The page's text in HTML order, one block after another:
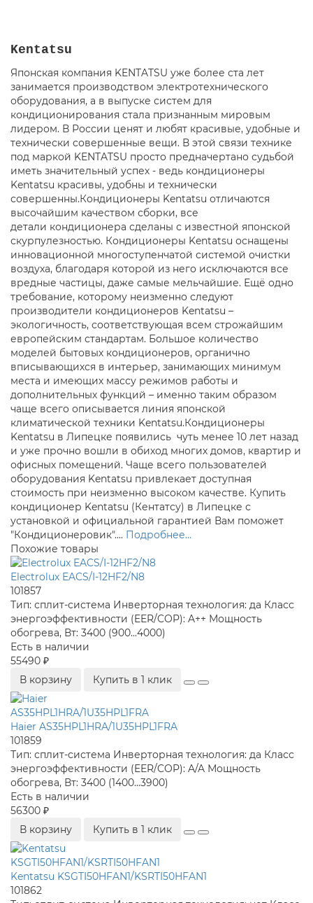
Kentatsu
Японская компания KENTATSU уже более ста лет
занимается производством электротехнического
оборудования, а в выпуске систем для
кондиционирования стала признанным мировым
лидером. В России ценят и любят красивые, удобные и
технически совершенные вещи. В этой связи технике
под маркой KENTATSU просто предначертано судьбой
иметь значительный успех - ведь кондиционеры
Kentatsu красивы, удобны и технически
совершенны.Кондиционеры Kentatsu отличаются
высочайшим качеством сборки, все
детали кондиционера сделаны с известной японской
скурпулезностью. Кондиционеры Kentatsu оснащены
инновационной многоступенчатой системой очистки
воздуха, благодаря которой из него исключаются все
вредные частицы, даже самые мельчайшие. Ещё одно
требование, которому неизменно следуют
производители кондиционеров Kentatsu –
экологичность, соответствующая всем строжайшим
европейским стандартам. Большое количество
моделей бытовых кондиционеров, органично
вписывающихся в интерьер, занимающих минимум
места и имеющих массу режимов работы и
дополнительных функций – именно таким образом
чаще всего описывается линия японской
климатической техники Kentatsu.Кондиционеры
Kentatsu в Липецке появились чуть менее 10 лет назад
и уже прочно вошли в обиход многих домов, квартир и
офисных помещений. Чаще всего пользователей
оборудования Kentatsu привлекает доступная
стоимость при неизменно высоком качестве. Купить
кондиционер Kentatsu (Кентатсу) в Липецке с
установкой и официальной гарантией Вам поможет
"Кондиционеровик".... Подробнее...
Похожие товары
Electrolux EACS/I-12HF2/N8
101857
Тип: сплит-система Инверторная технология: да Класс
энергоэффективности (EER/COP): A++ Мощность
обогрева, Вт: 3400 (900...4000)
Есть в наличии
55490 ₽
В корзину
Купить в 1 клик
Haier AS35HPL1HRA/1U35HPL1FRA
101859
Тип: сплит-система Инверторная технология: да Класс
энергоэффективности (EER/COP): A/A Мощность
обогрева, Вт: 3400 (1400...3900)
Есть в наличии
56300 ₽
В корзину
Купить в 1 клик
Kentatsu KSGTI50HFAN1/KSRTI50HFAN1
101862